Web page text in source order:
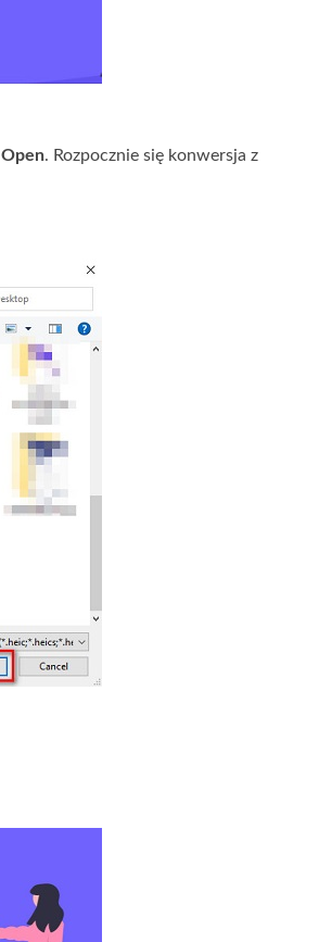
Open. Rozpocznie się konwersja z